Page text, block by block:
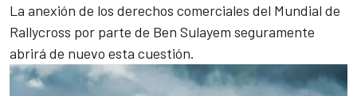
La anexión de los derechos comerciales del Mundial de
Rallycross por parte de Ben Sulayem seguramente
abrirá de nuevo esta cuestión.